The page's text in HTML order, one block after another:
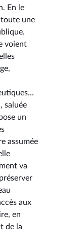
En le
une
voient
saluée
un
assumée
va
aux
en
de la